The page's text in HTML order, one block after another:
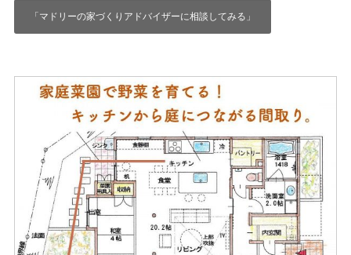
「マドリーの家づくりアドバイザーに相談してみる」